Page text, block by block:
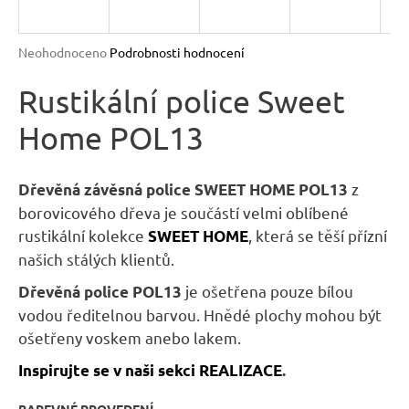
Průměrné
produktu
je
0,0
z
hvězdiček.
Neohodnoceno Podrobnosti hodnocení
Rustikální police Sweet
Home POL13
Dřevěná závěsná police SWEET HOME POL13 z
borovicového dřeva je součástí velmi oblíbené
rustikální kolekce SWEET HOME , která se těší přízní
našich stálých klientů.
Dřevěná police POL13 je ošetřena pouze bílou
vodou ředitelnou barvou. Hnědé plochy mohou být
ošetřeny voskem anebo lakem.
Inspirujte se v naši sekci REALIZACE.
a
í
t
?
D
o
p